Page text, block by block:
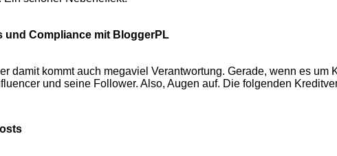
und Compliance mit BloggerPL
damit kommt auch megaviel Verantwortung. Gerade, wenn es um
und seine Follower. Also, Augen auf. Die folgenden